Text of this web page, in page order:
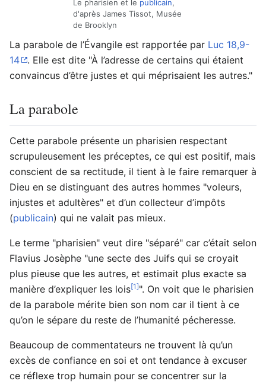
Le pharisien et le publicain,
d'après James Tissot, Musée
de Brooklyn
La parabole de l’Évangile est rapportée par Luc 18,9-
14
. Elle est dite "À l’adresse de certains qui étaient
convaincus d’être justes et qui méprisaient les autres."
La parabole
Cette parabole présente un pharisien respectant
scrupuleusement les préceptes, ce qui est positif, mais
conscient de sa rectitude, il tient à le faire remarquer à
Dieu en se distinguant des autres hommes "voleurs,
injustes et adultères" et d’un collecteur d’impôts
(publicain) qui ne valait pas mieux.
Le terme "pharisien" veut dire "séparé" car c’était selon
Flavius Josèphe "une secte des Juifs qui se croyait
plus pieuse que les autres, et estimait plus exacte sa
manière d’expliquer les lois[1]". On voit que le pharisien
de la parabole mérite bien son nom car il tient à ce
qu’on le sépare du reste de l’humanité pécheresse.
Beaucoup de commentateurs ne trouvent là qu’un
excès de confiance en soi et ont tendance à excuser
ce réflexe trop humain pour se concentrer sur la